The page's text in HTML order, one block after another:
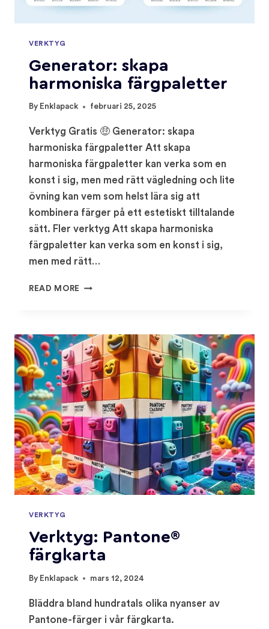
VERKTYG
Generator: skapa
harmoniska färgpaletter
By Enklapack februari 25, 2025
Verktyg Gratis 🤑 Generator: skapa
harmoniska färgpaletter Att skapa
harmoniska färgpaletter kan verka som en
konst i sig, men med rätt vägledning och lite
övning kan vem som helst lära sig att
kombinera färger på ett estetiskt tilltalande
sätt. Fler verktyg Att skapa harmoniska
färgpaletter kan verka som en konst i sig,
men med rätt…
READ MORE GENERATOR:
VERKTYG
Verktyg: Pantone®
färgkarta
By Enklapack mars 12, 2024
Bläddra bland hundratals olika nyanser av
Pantone-färger i vår färgkarta.